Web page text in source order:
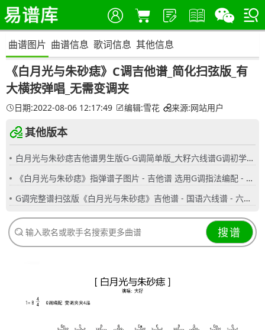
曲谱图片 曲谱信息 歌词信息 其他信息
《白月光与朱砂痣》C调吉他谱_简化扫弦版_有
大横按弹唱_无需变调夹
日期:2022-08-06 12:17:49 编辑:雪花 来源:网站用户
其他版本
白月光与朱砂痣吉他谱男生版G-G调简单版_大籽六线谱G调初学者简易弹唱版_女生版B-C调
《白月光与朱砂痣》指弹谱子图片 - 吉他谱 选用G调指法编配 - 初级谱子 - 六线谱(独奏/指弹谱)
G调完整谱扫弦版《白月光与朱砂痣》吉他谱 - 国语六线谱 - 六线谱(弹唱谱) - 原调G调
搜谱